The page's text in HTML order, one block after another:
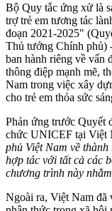
Bộ Quy tắc ứng xử là
trợ trẻ em tương tác
đoạn 2021-2025"
Thủ tướng Chính phủ)
ban hành riêng về vấn
thông điệp mạnh mẽ,
Nam trong việc xây
cho trẻ em thỏa sức
Phản ứng trước Quyết
chức UNICEF tại Việt
phủ Việt Nam về
hợp tác với tất cả các
chương trình này
Ngoài ra, Việt Nam đã